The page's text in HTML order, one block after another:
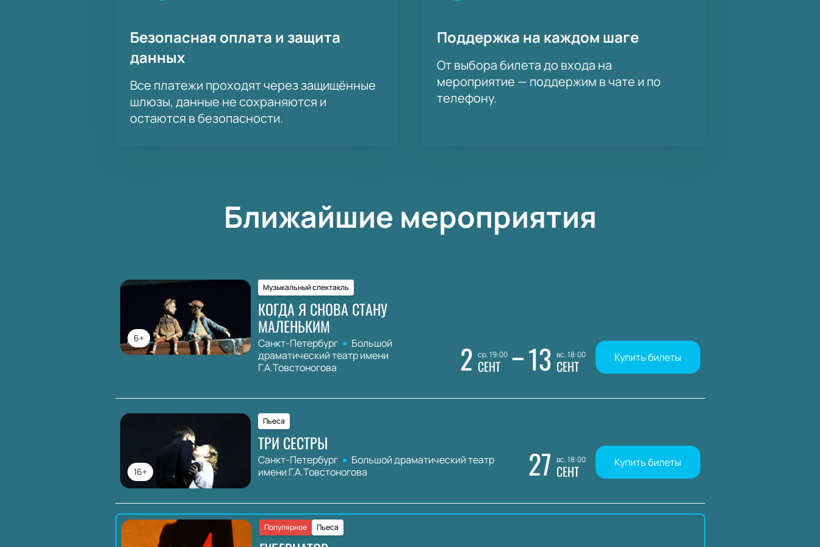
Безопасная оплата и защита
данных
Все платежи проходят через защищённые
шлюзы, данные не сохраняются и
остаются в безопасности.
Поддержка на каждом шаге
От выбора билета до входа на
мероприятие — поддержим в чате и по
телефону.
Ближайшие мероприятия
6+
Музыкальный спектакль
КОГДА Я СНОВА СТАНУ
МАЛЕНЬКИМ
Санкт-Петербург
Большой
драматический театр имени
Г.А.Товстоногова
2 ср, 19:00
СЕНТ 13 вс, 18:00
СЕНТ Купить билеты
16+
Пьеса
ТРИ СЕСТРЫ
Санкт-Петербург
Большой драматический театр
имени Г.А.Товстоногова
27 вс, 18:00
СЕНТ Купить билеты
Пьеса
Популярное